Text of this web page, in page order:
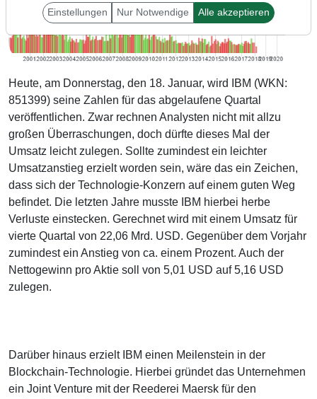
Heute, am Donnerstag, den 18. Januar, wird IBM (WKN:
851399) seine Zahlen für das abgelaufene Quartal
veröffentlichen. Zwar rechnen Analysten nicht mit allzu
großen Überraschungen, doch dürfte dieses Mal der
Umsatz leicht zulegen. Sollte zumindest ein leichter
Umsatzanstieg erzielt worden sein, wäre das ein Zeichen,
dass sich der Technologie-Konzern auf einem guten Weg
befindet. Die letzten Jahre musste IBM hierbei herbe
Verluste einstecken. Gerechnet wird mit einem Umsatz für
vierte Quartal von 22,06 Mrd. USD. Gegenüber dem Vorjahr
zumindest ein Anstieg von ca. einem Prozent. Auch der
Nettogewinn pro Aktie soll von 5,01 USD auf 5,16 USD
zulegen.
Darüber hinaus erzielt IBM einen Meilenstein in der
Blockchain-Technologie. Hierbei gründet das Unternehmen
ein Joint Venture mit der Reederei Maersk für den
Einstellungen Nur Notwendige Alle akzeptieren